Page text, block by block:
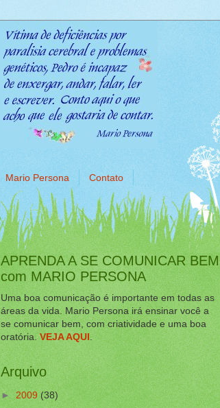
Mario Persona Contato
APRENDA A SE COMUNICAR BEM
com MARIO PERSONA
Uma boa comunicação é importante em todas as
áreas da vida. Mario Persona irá ensinar você a
se comunicar bem, com criatividade e uma boa
oratória.VEJA AQUI.
Arquivo
►2009(38)